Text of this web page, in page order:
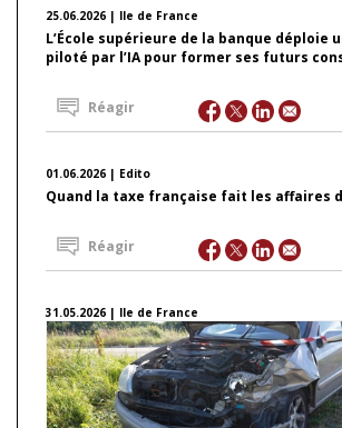
25.06.2026 | Ile de France
L’École supérieure de la banque déploie
piloté par l’IA pour former ses futurs
Réagir
01.06.2026 | Edito
Quand la taxe française fait les affaires
Réagir
31.05.2026 | Ile de France